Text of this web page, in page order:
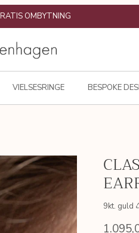
+6.400 REVIEWS
VIELSESRINGE BESPOKE
9kt. guld